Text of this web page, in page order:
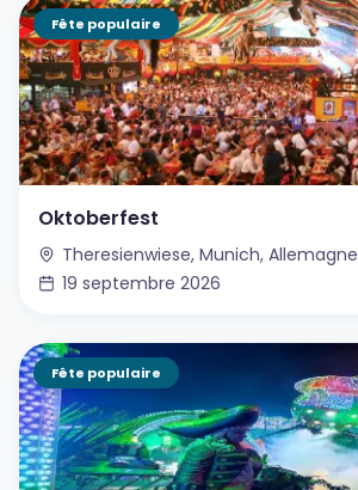
Fête populaire
Oktoberfest
Theresienwiese, Munich, Allemagne
19 septembre 2026
Fête populaire